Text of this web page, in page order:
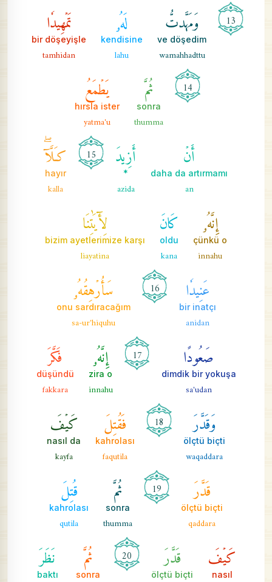
13 وَمَهَّدتُّ
ve döşedim
wamahhadttu
لَهُۥ
kendisine
lahu
تَمۡهِيدٗا
bir döşeyişle
tamhidan
14 ثُمَّ
sonra
thumma
يَطۡمَعُ
hırsla ister
yatma'u
أَنۡ
daha da artırmamı
an
أَزِيدَ
*
azida
15 كـَلَّآۖ
hayır
kalla
إِنَّهُۥ
çünkü o
innahu
كَانَ
oldu
kana
لِأٓيَٰتِنَا
bizim ayetlerimize karşı
liayatina
عَنِيدٗا
bir inatçı
anidan
16 سَأُرۡهِقُهُۥ
onu sardıracağım
sa-ur'hiquhu
صَعُودًا
dimdik bir yokuşa
sa'udan
17 إِنَّهُۥ
zira o
innahu
فَكَّرَ
düşündü
fakkara
وَقَدَّرَ
ölçtü biçti
waqaddara
18 فَقُتِلَ
kahrolası
faqutila
كَيۡفَ
nasıl da
kayfa
قَدَّرَ
ölçtü biçti
qaddara
19 ثُمَّ
sonra
thumma
قُتِلَ
kahrolası
qutila
كَيۡفَ
nasıl
قَدَّرَ
ölçtü biçti
20 ثُمَّ
sonra
نَظَرَ
baktı